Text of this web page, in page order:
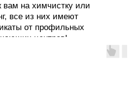
вам на химчистку или
все из них имеют
от профильных
центров!